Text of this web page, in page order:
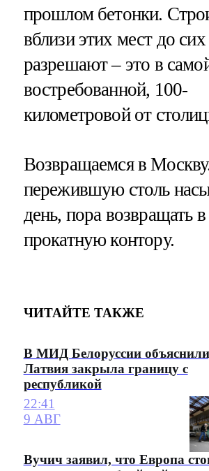
прошлом бетонки.
вблизи этих мест до
разрешают – это в
востребованной, 100-
километровой от
Возвращаемся в
пережившую столь
день, пора возвращать в
прокатную контору.
ЧИТАЙТЕ ТАКЖЕ
В МИД Белоруссии
Латвия закрыла границу с
республикой
22:41
9 АВГ
Вучич заявил, что Европа